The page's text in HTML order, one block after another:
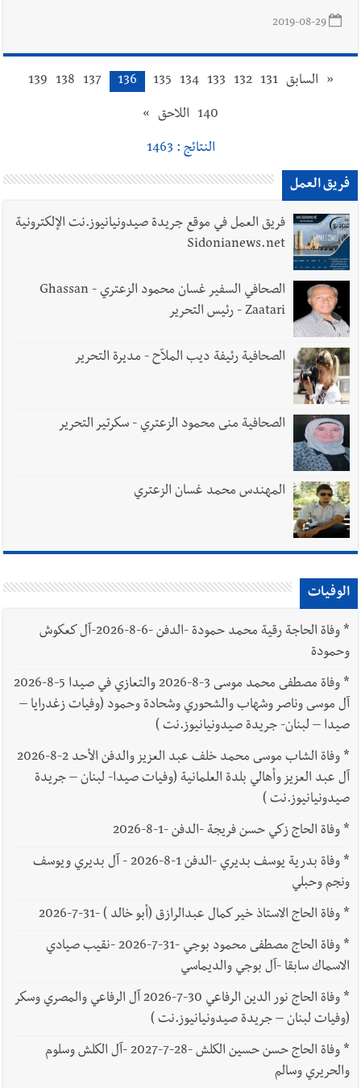
2019-08-29
« السابق 131
132
133
134
135
136
137
138
139
140 اللاحق »
النتائج : 1463
فريق العمل
فريق العمل في موقع جريدة صيدونيانيوز.نت الإلكترونية
Sidonianews.net
الصحافي السفير غسان محمود الزعتري - Ghassan
Zaatari - رئيس التحرير
الصحافية رئيفة ديب الملاّح - مديرة التحرير
الصحافية منى محمود الزعتري - سكرتير التحرير
المهندس محمد غسان الزعتري
الوفيات
*
وفاة الحاجة رقية محمد حمودة -الدفن -6-8-2026-آل كعكوش
وحمودة
*
وفاة مصطفى محمد موسى 3-8-2026 والتعازي في صيدا 5-8-2026
آل موسى وناصر وشهاب والشحوري وشحادة وحمود (وفيات زغدرايا –
صيدا – لبنان- جريدة صيدونيانيوز.نت )
*
وفاة الشاب موسى محمد خلف عبد العزيز والدفن الأحد 2-8-2026
آل عبد العزيز وأهالي بلدة العلمانية (وفيات صيدا- لبنان – جريدة
صيدونيانيوز.نت )
*وفاة الحاج زكي حسن فريجة -الدفن -1-8-2026
*
وفاة بدرية يوسف بديري -الدفن 1-8-2026 - آل بديري ويوسف
ونجم وحبلي
*وفاة الحاج الاستاذ خير كمال عبدالرازق (أبو خالد ) -31-7-2026
*
وفاة الحاج مصطفى محمود بوجي -31-7-2026 -نقيب صيادي
الاسماك سابقا -آل بوجي والديماسي
*
وفاة الحاج نور الدين الرفاعي 30-7-2026 آل الرفاعي والمصري وسكر
(وفيات لبنان – جريدة صيدونيانيوز.نت )
*
وفاة الحاج حسن حسين الكلش -28-7-2027 -آل الكلش وسلوم
والحريري وسالم